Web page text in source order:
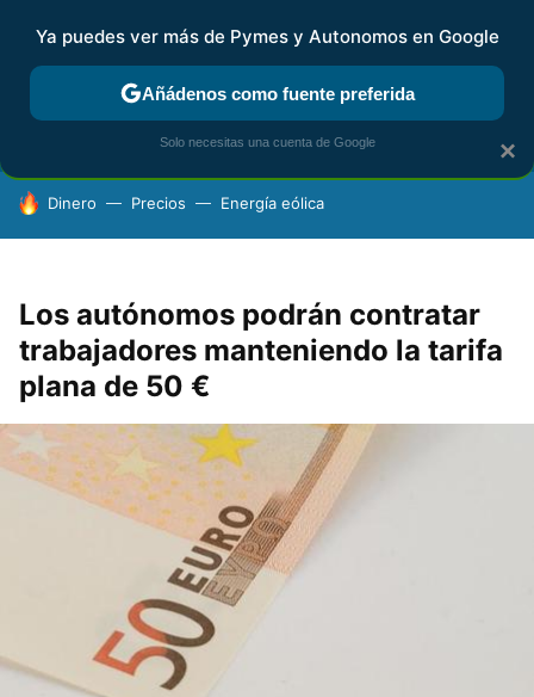
FISCALIDAD Y CONTABILIDAD KIT DIGITAL RENTA
HOY SE HABLA DE
Dinero Precios Energía eólica
Los autónomos podrán contratar
trabajadores manteniendo la tarifa
plana de 50 €
×
Ya puedes ver más de Pymes y Autonomos en Google
Añádenos como fuente preferida
Solo necesitas una cuenta de Google